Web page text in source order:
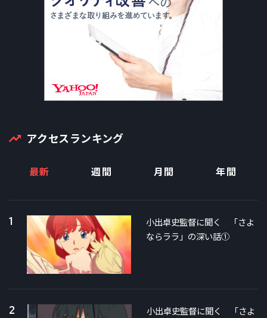
アクセスランキング
最新 週間 月間 年間
1
小出卓史監督に聞く 「さよ
ならララ」の深い話①
2
小出卓史監督に聞く 「さよ